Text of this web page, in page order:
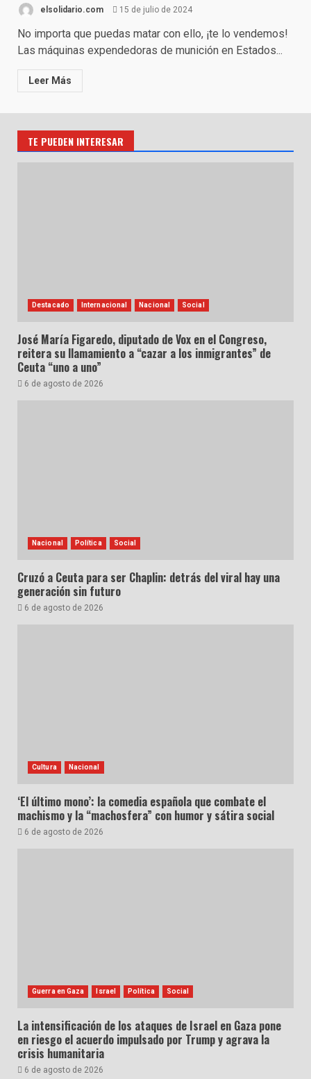
elsolidario.com 15 de julio de 2024
No importa que puedas matar con ello, ¡te lo vendemos!
Las máquinas expendedoras de munición en Estados...
Leer Más
TE PUEDEN INTERESAR
Destacado Internacional Nacional Social
José María Figaredo, diputado de Vox en el Congreso,
reitera su llamamiento a “cazar a los inmigrantes” de
Ceuta “uno a uno”
6 de agosto de 2026
Nacional Política Social
Cruzó a Ceuta para ser Chaplin: detrás del viral hay una
generación sin futuro
6 de agosto de 2026
Cultura Nacional
‘El último mono’: la comedia española que combate el
machismo y la “machosfera” con humor y sátira social
6 de agosto de 2026
Guerra en Gaza Israel Política Social
La intensificación de los ataques de Israel en Gaza pone
en riesgo el acuerdo impulsado por Trump y agrava la
crisis humanitaria
6 de agosto de 2026